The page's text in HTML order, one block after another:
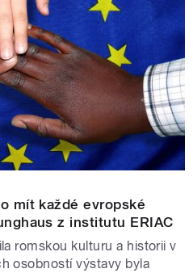
mít každé evropské
z institutu ERIAC
romskou kulturu a historii v
osobností výstavy byla